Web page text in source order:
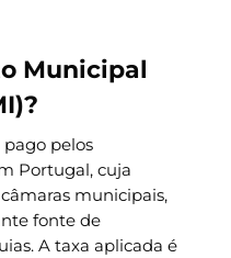
Municipal
pelos
Portugal, cuja
municipais,
fonte de
A taxa aplicada é